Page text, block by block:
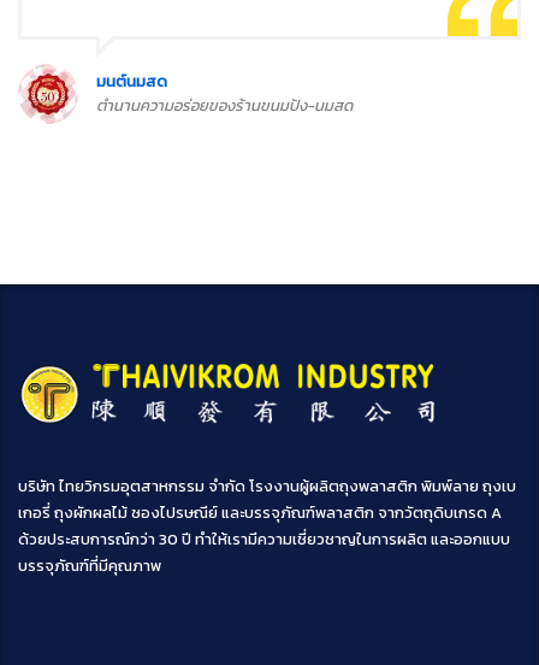
มนต์นมสด
ตำนานความอร่อยของร้านขนมปัง-นมสด
บริษัท ไทยวิกรมอุตสาหกรรม จำกัด โรงงานผู้ผลิตถุงพลาสติก พิมพ์ลาย ถุงเบ
เกอรี่ ถุงผักผลไม้ ซองไปรษณีย์ และบรรจุภัณฑ์พลาสติก จากวัตถุดิบเกรด A
ด้วยประสบการณ์กว่า 30 ปี ทำให้เรามีความเชี่ยวชาญในการผลิต และออกแบบ
บรรจุภัณฑ์ที่มีคุณภาพ